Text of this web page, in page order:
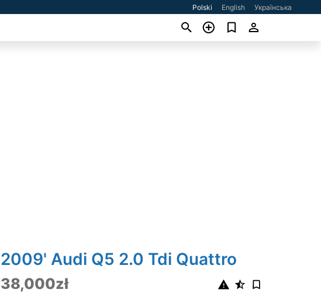
Polski English Українська
2009' Audi Q5 2.0 Tdi Quattro
38,000zł